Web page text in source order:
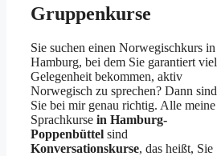
Gruppenkurse
Sie suchen einen Norwegischkurs in
Hamburg, bei dem Sie garantiert viel
Gelegenheit bekommen, aktiv
Norwegisch zu sprechen? Dann sind
Sie bei mir genau richtig. Alle meine
Sprachkurse in Hamburg-
Poppenbüttel sind
Konversationskurse, das heißt, Sie